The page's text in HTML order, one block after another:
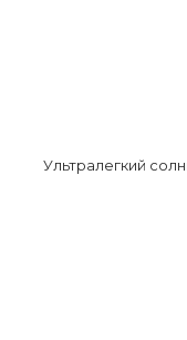
Ультралегкий